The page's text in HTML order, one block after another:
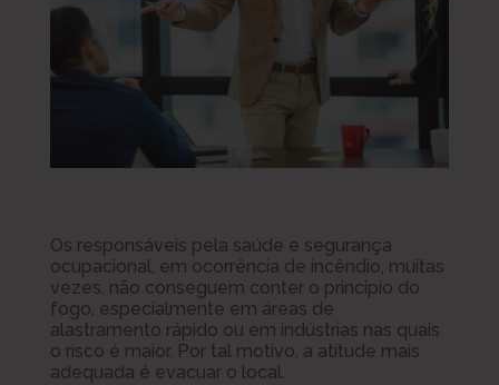
Os responsáveis pela saúde e segurança
ocupacional, em ocorrência de incêndio, muitas
vezes, não conseguem conter o princípio do
fogo, especialmente em áreas de
alastramento rápido ou em indústrias nas quais
o risco é maior. Por tal motivo, a atitude mais
adequada é evacuar o local.